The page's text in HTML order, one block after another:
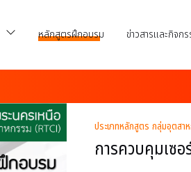
หลักสูตรฝึกอบรม ข่าวสารและกิจก
ประเภทหลักสูตร กลุ่มอุตส
การควบคุมเซ